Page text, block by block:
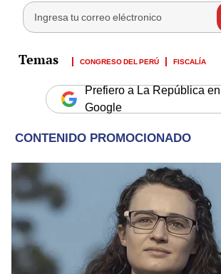
CONGRESO DEL PERÚ FISCALÍA
Prefiero a La República en
Google